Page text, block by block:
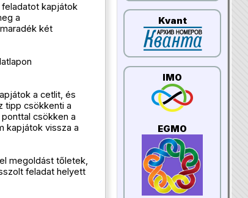
feladatot kapjátok
a
két
a cetlit, és
tipp csökkenti a
csökken a
kapjátok vissza a
megoldást tőletek,
feladat helyett
Kvant
IMO
EGMO